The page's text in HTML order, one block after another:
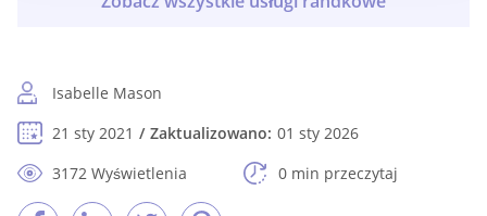
Isabelle Mason
21 sty 2021
Zaktualizowano: 01 sty 2026
3172 Wyświetlenia
0 min przeczytaj